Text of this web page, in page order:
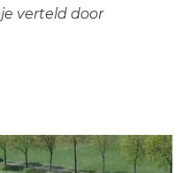
verteld door